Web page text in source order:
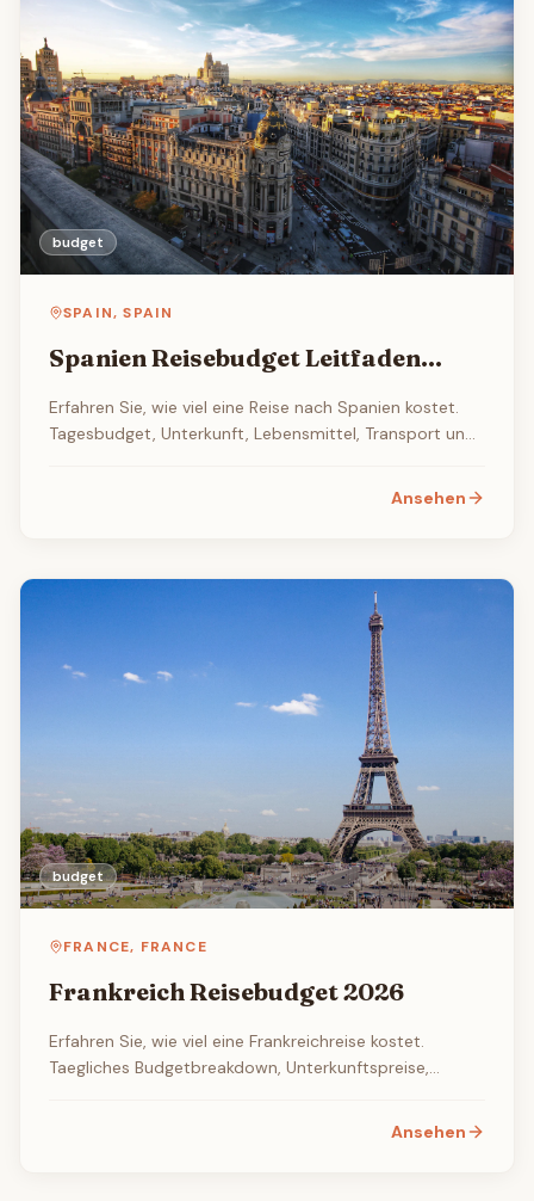
budget
SPAIN,SPAIN
Spanien Reisebudget Leitfaden
Erfahren Sie, wie viel eine Reise nach Spanien kostet.
Tagesbudget, Unterkunft, Lebensmittel, Transport und
Ansehen
budget
FRANCE, FRANCE
Frankreich Reisebudget 2026
Erfahren Sie, wie viel eine Frankreichreise kostet.
Taegliches Budgetbreakdown, Unterkunftspreise,
Ansehen